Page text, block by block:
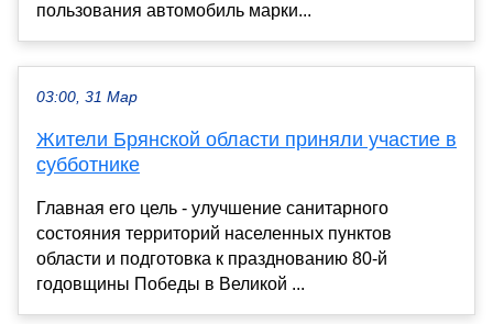
пользования автомобиль марки...
03:00, 31 Мар
Жители Брянской области приняли участие в
субботнике
Главная его цель - улучшение санитарного
состояния территорий населенных пунктов
области и подготовка к празднованию 80-й
годовщины Победы в Великой ...